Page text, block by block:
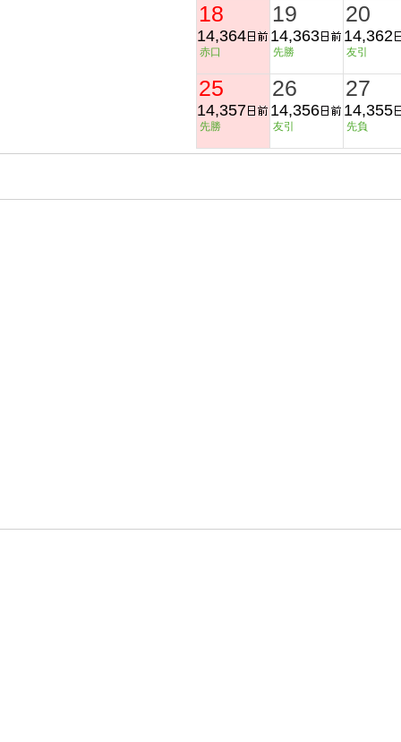
18
14,364
赤口
19
14,363
先勝
20
14,362
友引
25
14,357
先勝
26
14,356
友引
27
14,355
先負